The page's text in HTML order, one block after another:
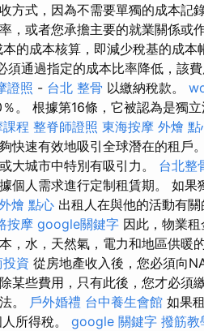
方式，因為不需要單獨的成本記
，或者您承擔主要的就業關係或
的成本核算，即減少稅基的成本
須通過指定的成本比率降低，該
證照 - 台北 整骨 以繳納稅款。
。 根據第16條，它被認為是獨
程 整脊師證照 東海按摩 外燴 點
快速有效地吸引全球潛在的租戶。
大城市中特別有吸引力。 台北整
個人需求進行定制租賃期。 如
燴 點心 出租人在與他的活動有
按摩 google關鍵字 因此，物業
，水，天然氣，電力和地區供暖
資 從房地產收入後，您必須向
某些費用，只有此後，您才必須
。
戶外婚禮 台中養生會館 如果
所得稅。 google 關鍵字 撥筋教